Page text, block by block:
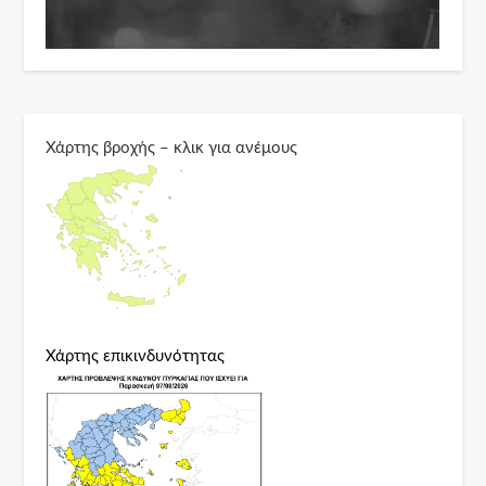
Χάρτης βροχής – κλικ για ανέμους
Χάρτης επικινδυνότητας